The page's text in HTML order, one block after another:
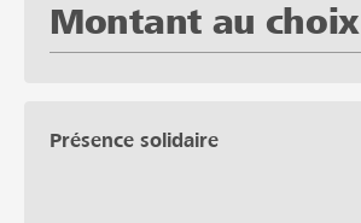
Montant au choix
Présence solidaire